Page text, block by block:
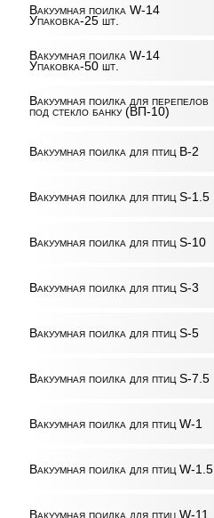
Вакуумная поилка W-14
Упаковка-25 шт.
Вакуумная поилка W-14
Упаковка-50 шт.
Вакуумная поилка для перепелов
под стекло банку (ВП-10)
Вакуумная поилка для птиц B-2
Вакуумная поилка для птиц S-1.5
Вакуумная поилка для птиц S-10
Вакуумная поилка для птиц S-3
Вакуумная поилка для птиц S-5
Вакуумная поилка для птиц S-7.5
Вакуумная поилка для птиц W-1
Вакуумная поилка для птиц W-1.5
Вакуумная поилка для птиц W-11